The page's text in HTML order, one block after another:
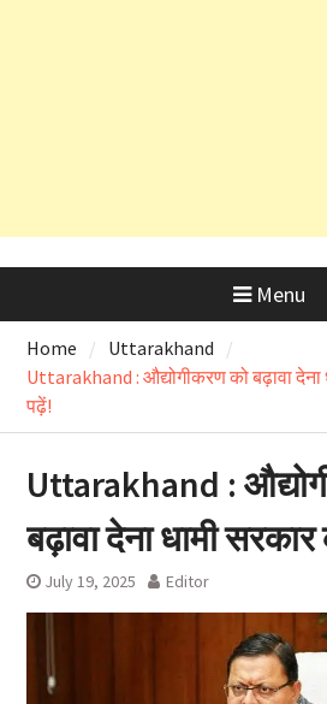
Menu
Home
Uttarakhand
Uttarakhand : औद्योगीकरण को बढ़ावा देना
पढ़ें!
Uttarakhand :
बढ़ावा देना धामी
July 19, 2025 Editor